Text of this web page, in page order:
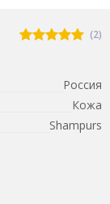
(2)
Россия
Кожа
Shampurs